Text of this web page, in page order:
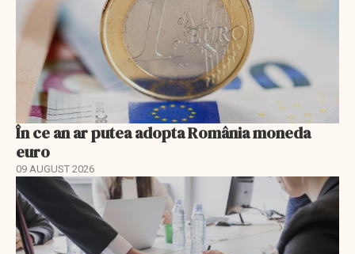
În ce an ar putea adopta România moneda
euro
09 AUGUST 2026